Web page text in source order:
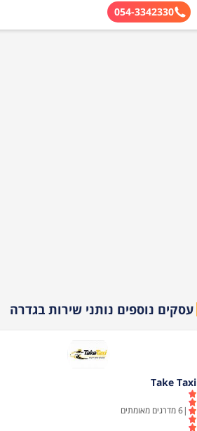
054-3342330
עסקים נוספים נותני שירות בגדרה
Take Taxi
|
6מדרגים מאומתים